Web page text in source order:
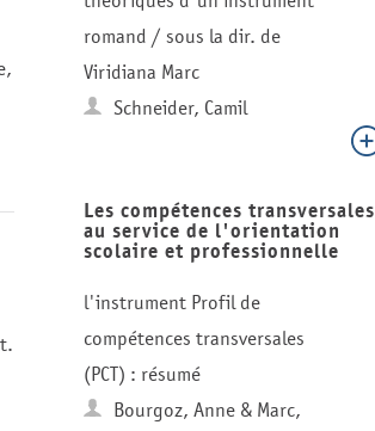
romand / sous la dir. de
Viridiana Marc
Schneider, Camil
Les compétences transversales
au service de l'orientation
scolaire et professionnelle
l'instrument Profil de
compétences transversales
(PCT) : résumé
Bourgoz, Anne & Marc,